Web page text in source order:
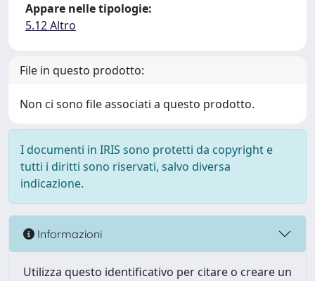
Appare nelle tipologie:
5.12 Altro
File in questo prodotto:
Non ci sono file associati a questo prodotto.
I documenti in IRIS sono protetti da copyright e
tutti i diritti sono riservati, salvo diversa
indicazione.
Informazioni
Utilizza questo identificativo per citare o creare un